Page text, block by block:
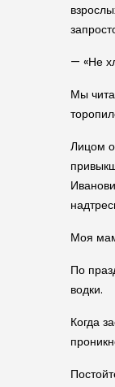
— «Не
Мы
Лицом
Моя
По
водки.
Когда